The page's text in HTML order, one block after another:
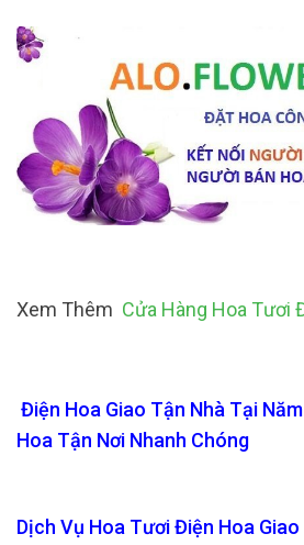
Xem Thêm Cửa Hàng Hoa Tươi
Điện Hoa Giao Tận Nhà Tại
Hoa Tận Nơi Nhanh Chóng
Dịch Vụ Hoa Tươi Điện Hoa